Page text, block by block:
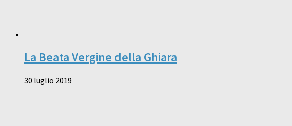
La Beata Vergine della Ghiara
30 luglio 2019